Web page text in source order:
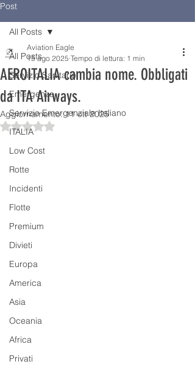
Post
All Posts
Servizio Sanitario
Emergenza
Servizio Emergenziale Italiano
ITALIA
Low Cost
Rotte
Incidenti
Flotte
Premium
Divieti
Europa
America
Asia
Oceania
Africa
Privati
All Posts
AEROITALIA cambia nome. Obbligati
da ITA Airways.
Aviation Eagle
15 ago 2025 Tempo di lettura: 1 min
Aggiornamento:11 ott 2025
Valutazione NaN stelle su 5.